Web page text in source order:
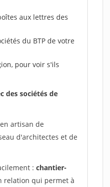
aux lettres des
du BTP de votre
pour voir s'ils
des sociétés de
artisan de
d'architectes et de
: chantier-
relation qui permet à